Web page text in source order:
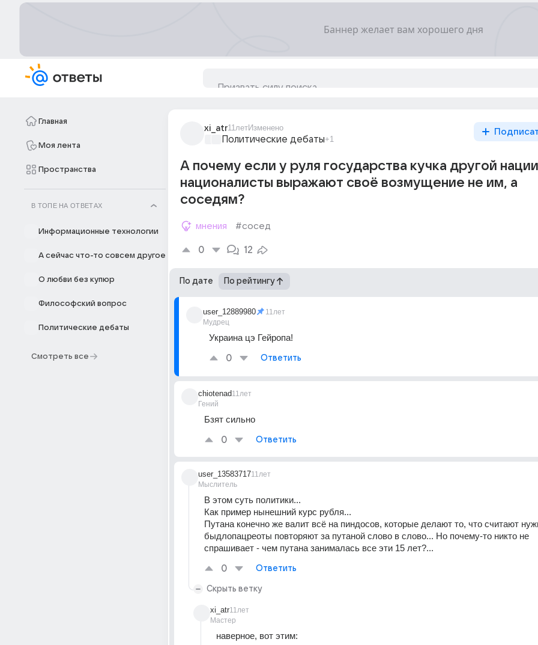
Главная
Моя лента
Пространства
В ТОПЕ НА ОТВЕТАХ
Информационные технологии
А сейчас что-то совсем другое
О любви без купюр
Философский вопрос
Политические дебаты
Смотреть все
xi_atr11летИзменено
Политические дебаты+1
А почему если у руля государства кучка другой
националисты выражают своё возмущение не им, а
соседям?
мнения #сосед
0 12
По дате По рейтингу
user_12889980
Мудрец
11лет
Украина цэ Гейропа!
0 Ответить
chiotenad
Гений
11лет
Бзят сильно
0 Ответить
user_13583717
Мыслитель
11лет
В этом суть политики...
Как пример нынешний курс рубля...
Путана конечно же валит всё на пиндосов, которые делают то, что считают
быдлопацреоты повторяют за путаной слово в слово... Но почему-то никто не
спрашивает - чем путана занималась все эти 15 лет?...
0 Ответить
Скрыть ветку
xi_atr
Мастер
11лет
наверное, вот этим: